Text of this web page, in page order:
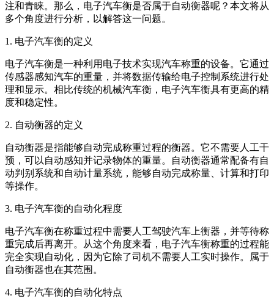
注和青睐。那么，电子汽车衡是否属于自动衡器呢？本文将从
多个角度进行分析，以解答这一问题。
1. 电子汽车衡的定义
电子汽车衡是一种利用电子技术实现汽车称重的设备。它通过
传感器感知汽车的重量，并将数据传输给电子控制系统进行处
理和显示。相比传统的机械汽车衡，电子汽车衡具有更高的精
度和稳定性。
2. 自动衡器的定义
自动衡器是指能够自动完成称重过程的衡器。它不需要人工干
预，可以自动感知并记录物体的重量。自动衡器通常配备有自
动判别系统和自动计量系统，能够自动完成称量、计算和打印
等操作。
3. 电子汽车衡的自动化程度
电子汽车衡在称重过程中需要人工驾驶汽车上衡器，并等待称
重完成后再离开。从这个角度来看，电子汽车衡称重的过程能
完全实现自动化，因为它除了司机不需要人工实时操作。属于
自动衡器也在其范围。
4. 电子汽车衡的自动化特点